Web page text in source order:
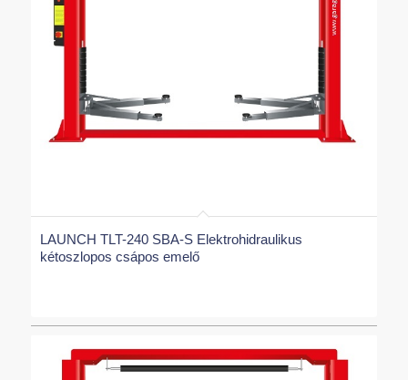
LAUNCH TLT-240 SBA-S Elektrohidraulikus
kétoszlopos csápos emelő